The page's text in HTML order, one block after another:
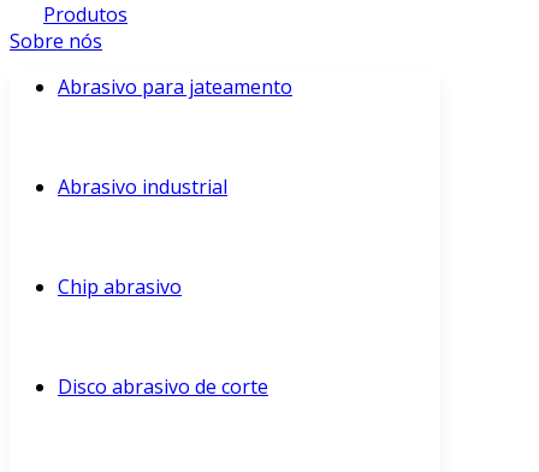
Produtos
Sobre nós
Abrasivo para jateamento
Abrasivo industrial
Chip abrasivo
Disco abrasivo de corte